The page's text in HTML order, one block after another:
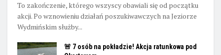
To zakończenie, którego wszyscy obawiali się od początku
akcji. Po wznowieniu działań poszukiwawczych na Jeziorze
Wydmińskim służby...
🚨 7 osób na pokładzie! Akcja ratunkowa pod